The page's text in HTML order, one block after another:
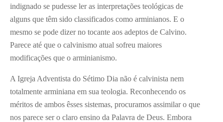
indignado se pudesse ler as interpretações teológicas de
alguns que têm sido classificados como arminianos. E o
mesmo se pode dizer no tocante aos adeptos de Calvino.
Parece até que o calvinismo atual sofreu maiores
modificações que o arminianismo.
A Igreja Adventista do Sétimo Dia não é calvinista nem
totalmente arminiana em sua teologia. Reconhecendo os
méritos de ambos êsses sistemas, procuramos assimilar o que
nos parece ser o claro ensino da Palavra de Deus. Embora